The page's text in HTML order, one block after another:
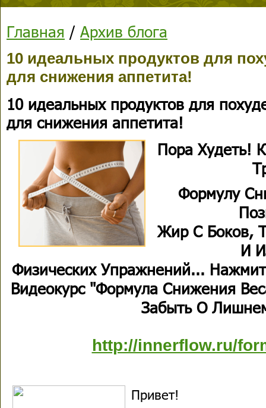
Главная / Архив блога
10 идеальных продуктов для
для снижения аппетита!
10 идеальных продуктов для
для снижения аппетита!
Пора Худеть!
Формулу
Жир С Боков,
И
Физических Упражнений...
Видеокурс "Формула Снижения
Забыть О
http://innerflow.ru/
Привет!